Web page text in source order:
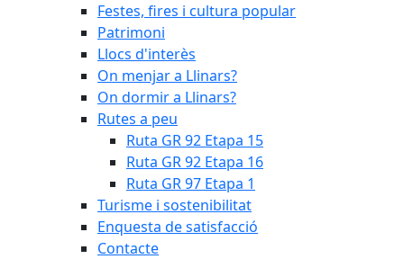
Festes, fires i cultura popular
Patrimoni
Llocs d'interès
On menjar a Llinars?
On dormir a Llinars?
Rutes a peu
Ruta GR 92 Etapa 15
Ruta GR 92 Etapa 16
Ruta GR 97 Etapa 1
Turisme i sostenibilitat
Enquesta de satisfacció
Contacte